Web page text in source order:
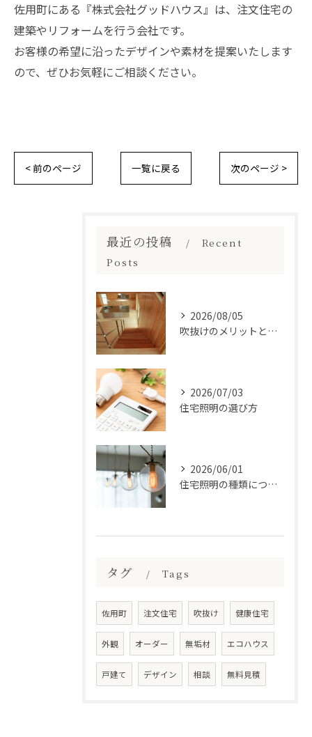
佐用町にある『株式会社グッドハウス』は、注文住宅の
建築やリフォームを行う会社です。
お客様の希望に沿ったデザインや素材を提案いたします
ので、ぜひお気軽にご相談ください。
< 前のページ 一覧に戻る 次のページ >
最近の投稿
Recent
Posts
2026/08/05
吹抜けのメリットとは？
2026/07/03
住宅照明の選び方
2026/06/01
住宅照明の種類について
タグ Tags
佐用町 注文住宅 吹抜け 健康住宅
外観 オーダー 無垢材 エコハウス
戸建て デザイン 相談 無料見積